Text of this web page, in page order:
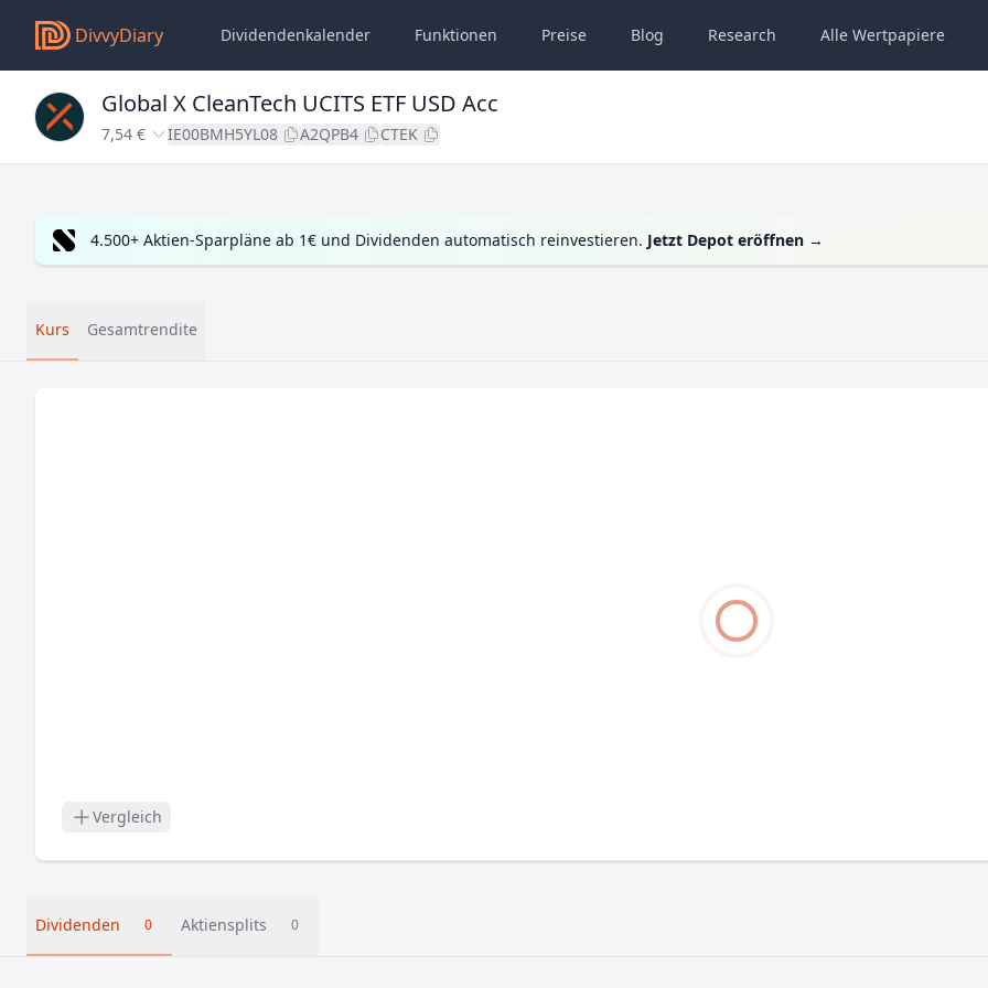
DivvyDiary Dividendenkalender Funktionen Preise Blog Research Alle Wertpapiere
Global X CleanTech UCITS ETF USD Acc
7,54 € IE00BMH5YL08 A2QPB4 CTEK
4.500+ Aktien-Sparpläne ab 1€ und Dividenden automatisch reinvestieren. Jetzt Depot eröffnen →
Kurs Gesamtrendite
Vergleich
Dividenden 0 Aktiensplits 0